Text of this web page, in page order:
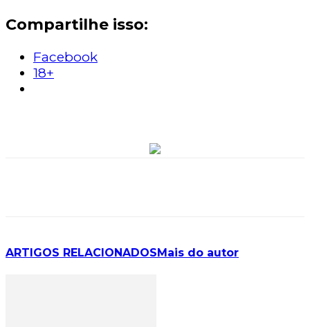
Compartilhe isso:
Facebook
18+
ARTIGOS RELACIONADOS Mais do autor